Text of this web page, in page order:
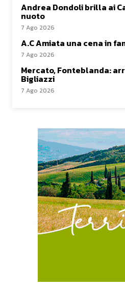
Andrea Dondoli brilla ai
nuoto
7 Ago 2026
A.C Amiata una cena in
7 Ago 2026
Mercato, Fonteblanda:
Bigliazzi
7 Ago 2026